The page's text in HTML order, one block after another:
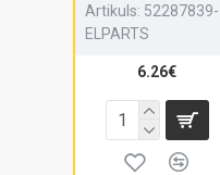
Artikuls: 52287839-
ELPARTS
6.26€